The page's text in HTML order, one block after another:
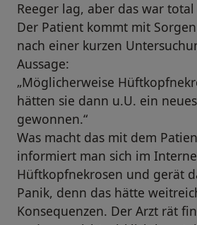
Reeger lag, aber das war
Der Patient kommt mit
nach einer kurzen
Aussage:
„Möglicherweise
hätten sie dann u.U. ein
gewonnen.“
Was macht das mit dem
informiert man sich im
Hüftkopfnekrosen und gerät
Panik, denn das hätte
Konsequenzen. Der Arzt rät